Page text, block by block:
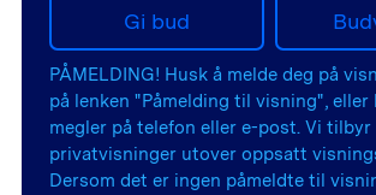
Gi bud
PÅMELDING! Husk å melde deg på
på lenken "Påmelding til visning", eller
megler på telefon eller e-post. Vi tilbyr
privatvisninger utover oppsatt
Dersom det er ingen påmeldte til